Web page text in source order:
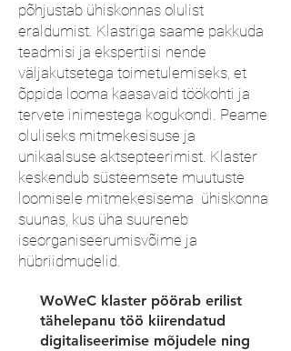
põhjustab ühiskonnas olulist
eraldumist. Klastriga saame pakkuda
teadmisi ja ekspertiisi nende
väljakutsetega toimetulemiseks, et
õppida looma kaasavaid töökohti ja
tervete inimestega kogukondi. Peame
oluliseks mitmekesisuse ja
unikaalsuse aktsepteerimist. Klaster
keskendub süsteemsete muutuste
loomisele mitmekesisema ühiskonna
suunas, kus üha suureneb
iseorganiseerumisvõime ja
hübriidmudelid.
WoWeC klaster pöörab erilist
tähelepanu töö kiirendatud
digitaliseerimise mõjudele ning